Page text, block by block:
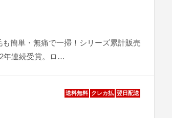
簡単・無痛で一掃！シリーズ累計販売
年連続受賞。ロ…
送料無料 クレカ払 翌日配送